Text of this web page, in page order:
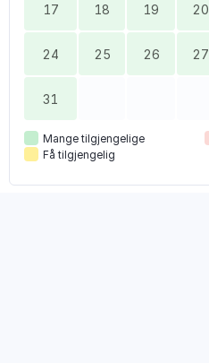
17 18 19 20
24 25 26 27
31
Mange tilgjengelige
Få tilgjengelig